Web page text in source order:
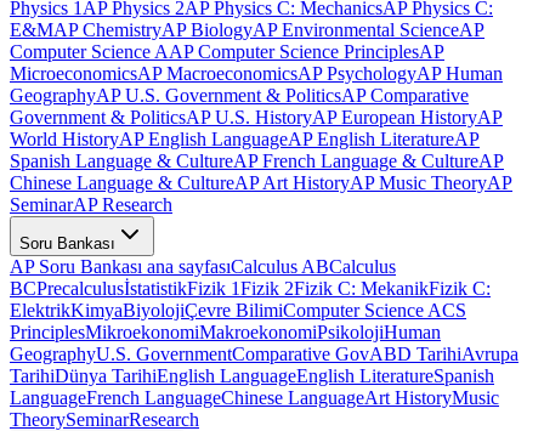
Physics 1 AP Physics 2AP Physics C: MechanicsAP Physics C:
E&MAP ChemistryAP BiologyAP Environmental ScienceAP
Computer Science AAP Computer Science PrinciplesAP
MicroeconomicsAP MacroeconomicsAP PsychologyAP Human
GeographyAP U.S. Government & PoliticsAP Comparative
Government & PoliticsAP U.S. HistoryAP European HistoryAP
World HistoryAP English LanguageAP English LiteratureAP
Spanish Language & CultureAP French Language & CultureAP
Chinese Language & CultureAP Art HistoryAP Music TheoryAP
SeminarAP Research
Soru Bankası
AP Soru Bankası ana sayfasıCalculus ABCalculus
BCPrecalculusİstatistikFizik 1Fizik 2Fizik C: MekanikFizik C:
ElektrikKimyaBiyolojiÇevre BilimiComputer Science ACS
PrinciplesMikroekonomiMakroekonomiPsikolojiHuman
GeographyU.S. GovernmentComparative GovABD TarihiAvrupa
TarihiDünya TarihiEnglish LanguageEnglish LiteratureSpanish
LanguageFrench LanguageChinese LanguageArt HistoryMusic
TheorySeminarResearch